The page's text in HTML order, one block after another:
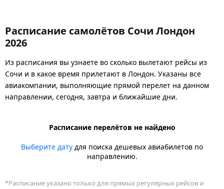
Расписание самолётов Сочи Лондон
2026
Из расписания вы узнаете во сколько вылетают рейсы из
Сочи и в какое время прилетают в Лондон. Указаны все
авиакомпании, выполняющие прямой перелет на данном
направлении, сегодня, завтра и ближайшие дни.
Расписание перелётов не найдено
Выберите дату для поиска дешевых авиабилетов по
направлению.
*Расписание указано только для прямых регулярных рейсов и